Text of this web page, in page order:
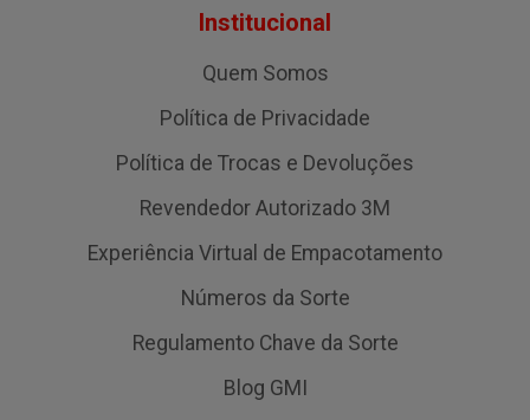
Institucional
Quem Somos
Política de Privacidade
Política de Trocas e Devoluções
Revendedor Autorizado 3M
Experiência Virtual de Empacotamento
Números da Sorte
Regulamento Chave da Sorte
Blog GMI